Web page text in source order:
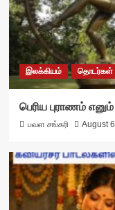
இலக்கியம் தொடர்கள்
பெரிய புராணம்
பவள சங்கரி August